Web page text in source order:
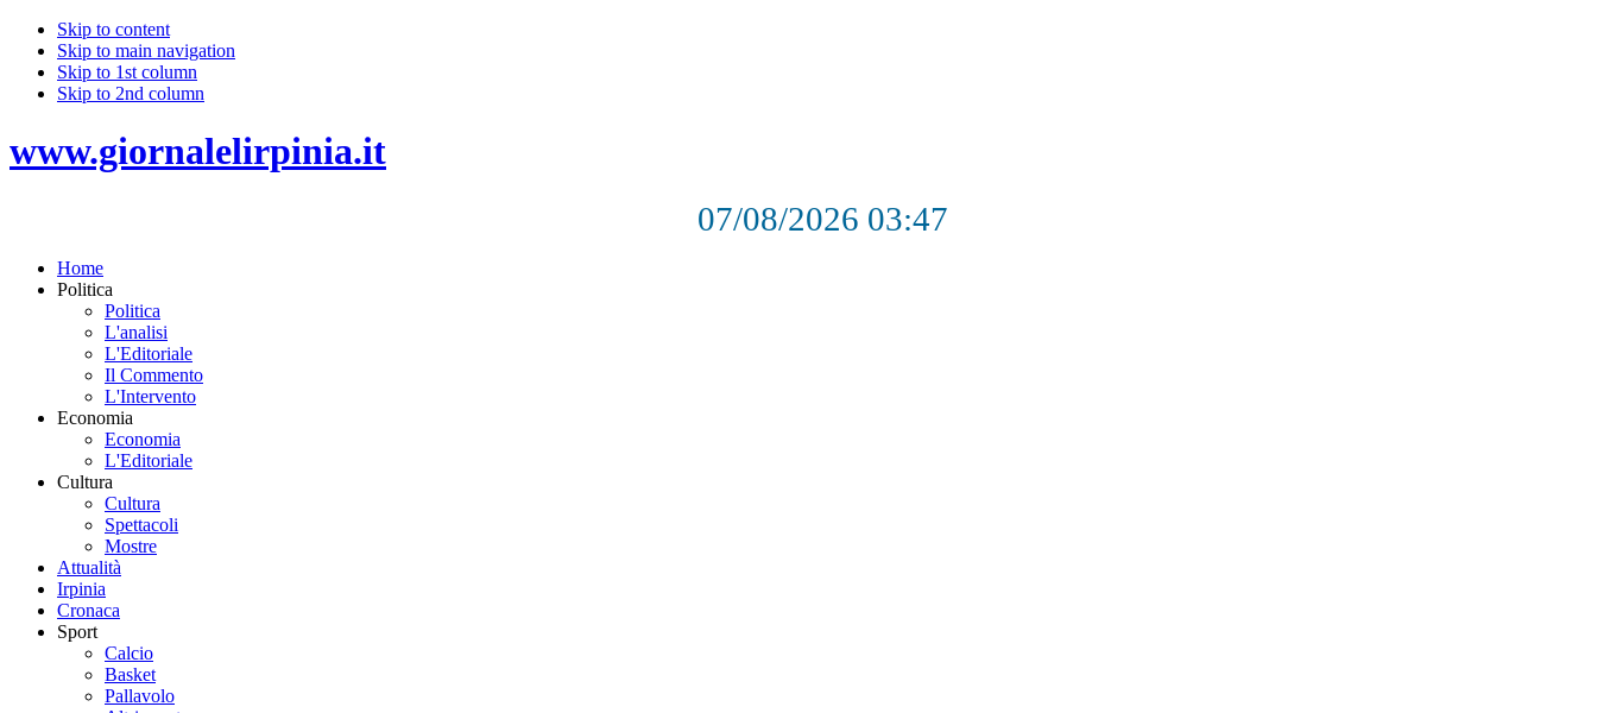
Skip to content
Skip to main navigation
Skip to 1st column
Skip to 2nd column
www.giornalelirpinia.it
07/08/2026 03:47
Home
Politica
Politica
L'analisi
L'Editoriale
Il Commento
L'Intervento
Economia
Economia
L'Editoriale
Cultura
Cultura
Spettacoli
Mostre
Attualità
Irpinia
Cronaca
Sport
Calcio
Basket
Pallavolo